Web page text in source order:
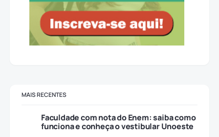
MAIS RECENTES
Faculdade com nota do Enem: saiba como
funciona e conheça o vestibular Unoeste